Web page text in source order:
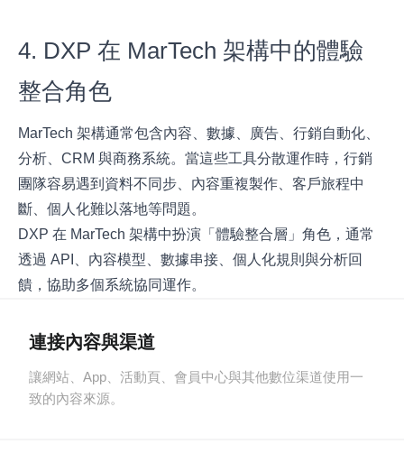
4. DXP 在 MarTech 架構中的體驗
整合角色
MarTech 架構通常包含內容、數據、廣告、行銷自動化、
分析、CRM 與商務系統。當這些工具分散運作時，行銷
團隊容易遇到資料不同步、內容重複製作、客戶旅程中
斷、個人化難以落地等問題。
DXP 在 MarTech 架構中扮演「體驗整合層」角色，通常
透過 API、內容模型、數據串接、個人化規則與分析回
饋，協助多個系統協同運作。
連接內容與渠道
讓網站、App、活動頁、會員中心與其他數位渠道使用一
致的內容來源。